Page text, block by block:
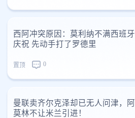
西阿冲突原因：莫利纳不满西班牙
庆祝 先动手打了罗德里
置顶 0
曼联卖齐尔克泽却已无人问津，阿
莫林不让米兰引进！